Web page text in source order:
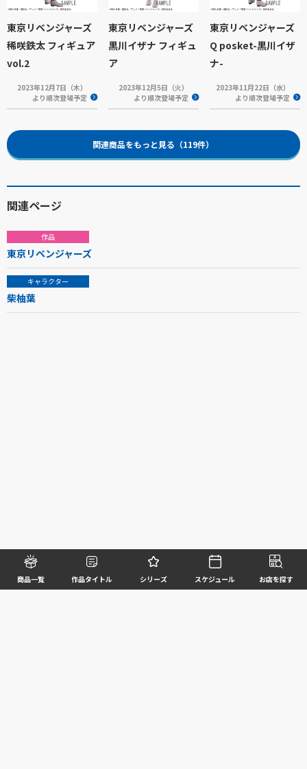
商品一覧 作品タイトル シリーズ スケジュール お店を探す
東京リベンジャーズ
稀咲鉄太 フィギュア
vol.2
2023年12月7日（木）
より順次登場予定
東京リベンジャーズ
黒川イザナ フィギュ
ア
2023年12月5日（火）
より順次登場予定
東京リベンジャーズ
Q posket-黒川イザ
ナ-
2023年11月22日（水）
より順次登場予定
関連商品をもっと見る（119件）
関連ページ
作品
東京リベンジャーズ
キャラクター
柴柚葉